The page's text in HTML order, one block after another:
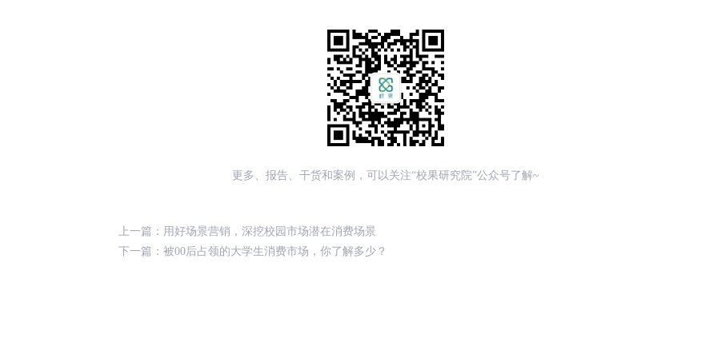
更多、报告、干货和案例，可以关注“校果研究院”公众号了解~
上一篇： 用好场景营销，深挖校园市场潜在消费场景
下一篇： 被00后占领的大学生消费市场，你了解多少？